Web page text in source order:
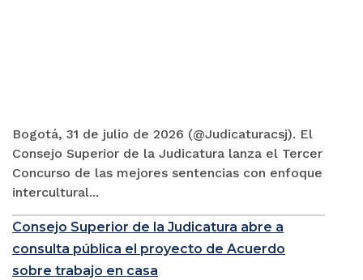
Bogotá, 31 de julio de 2026 (@Judicaturacsj). El
Consejo Superior de la Judicatura lanza el Tercer
Concurso de las mejores sentencias con enfoque
intercultural...
Consejo Superior de la Judicatura abre a
consulta pública el proyecto de Acuerdo
sobre trabajo en casa